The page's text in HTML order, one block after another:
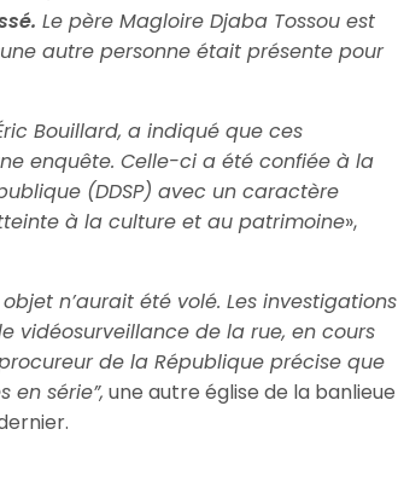
Le père Magloire Djaba Tossou est
autre personne était présente pour
Bouillard, a indiqué que ces
enquête. Celle-ci a été confiée à la
(DDSP) avec un caractère
à la culture et au patrimoine»,
n’aurait été volé. Les investigations
vidéosurveillance de la rue, en cours
de la République précise que
en série”, une autre église de la banlieue